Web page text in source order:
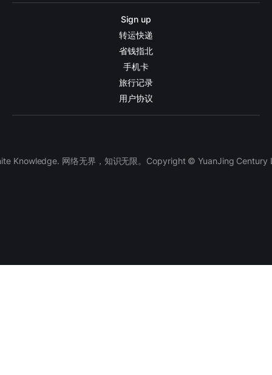
Sign up
转运快递
省钱指北
手机卡
旅行记录
用户协议
Knowledge. 网络无界，知识无限。Copyright © YuanJing Century